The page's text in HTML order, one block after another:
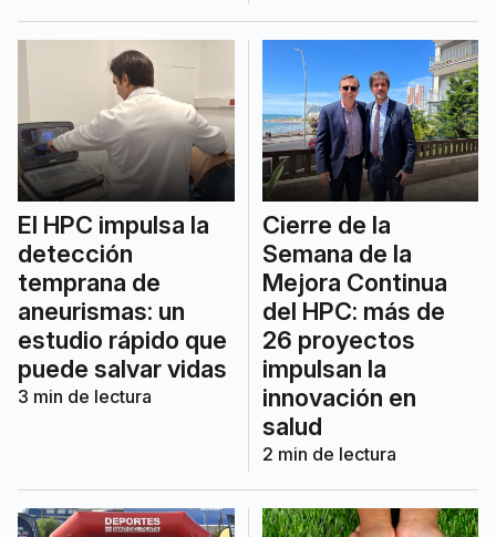
El HPC impulsa la
detección
temprana de
aneurismas: un
estudio rápido que
puede salvar vidas
3 min de lectura
Cierre de la
Semana de la
Mejora Continua
del HPC: más de
26 proyectos
impulsan la
innovación en
salud
2 min de lectura